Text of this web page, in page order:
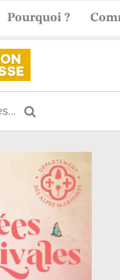
Pourquoi ?